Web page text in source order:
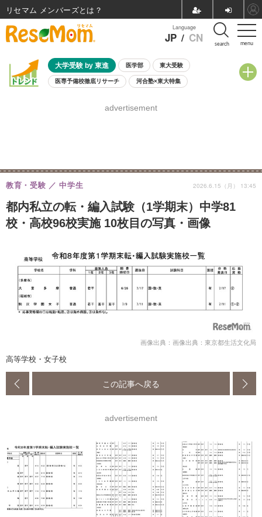
menu
Language
JP / CN search
大学受験 by 東進 医学部 東大受験
医専予備校徹底リサーチ 河合塾×東大特集
8月開催学校説明会・相談会
advertisement
都内私立の転・編入試験（1学期末）中学81
校・高校96校実施 10枚目の写真・画像
教育・受験 中学生 2026.6.15（月） 13:45
画像出典：画像出典：東京都生活文化局
高等学校・女子校
この記事へ戻る
advertisement
リセマム メンバーズ